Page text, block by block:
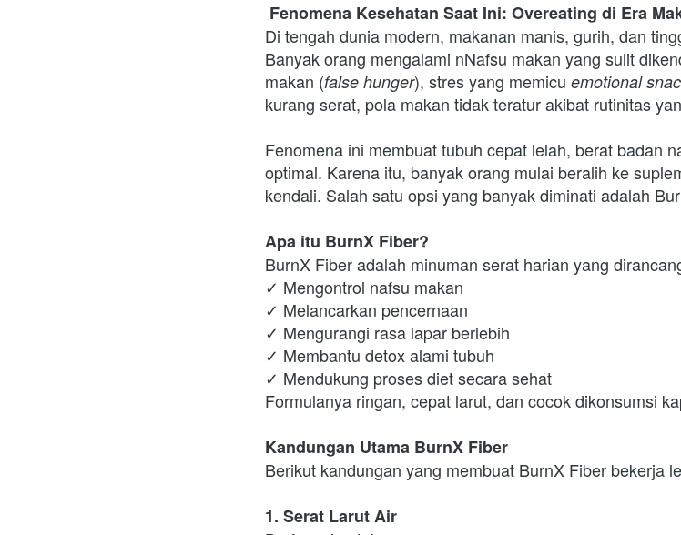
Fenomena Kesehatan Saat Ini: Overeating di Era
Di tengah dunia modern, makanan manis, gurih, dan
Banyak orang mengalami nNafsu makan yang sulit
makan (false hunger), stres yang memicu emotional
kurang serat, pola makan tidak teratur akibat rutinitas
Fenomena ini membuat tubuh cepat lelah, berat badan
optimal. Karena itu, banyak orang mulai beralih ke
kendali. Salah satu opsi yang banyak diminati adalah
Apa itu BurnX Fiber?
BurnX Fiber adalah minuman serat harian yang
✓ Mengontrol nafsu makan
✓ Melancarkan pencernaan
✓ Mengurangi rasa lapar berlebih
✓ Membantu detox alami tubuh
✓ Mendukung proses diet secara sehat
Formulanya ringan, cepat larut, dan cocok dikonsumsi
Kandungan Utama BurnX Fiber
Berikut kandungan yang membuat BurnX Fiber bekerja
1. Serat Larut Air